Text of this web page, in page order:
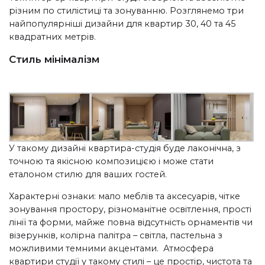
різним по стилістиці та зонуванню. Розглянемо три
найпопулярніші дизайни для квартир 30, 40 та 45
квадратних метрів.
Стиль мінімалізм
У такому дизайні квартира-студія буде лаконічна, з
точною та якісною композицією і може стати
еталоном стилю для ваших гостей.
Характерні ознаки: мало меблів та аксесуарів, чітке
зонування простору, різноманітне освітлення, прості
лінії та форми, майже повна відсутність орнаментів чи
візерунків, колірна палітра – світла, пастельна з
можливими темними акцентами. Атмосфера
квартири студії у такому стилі – це простір, чистота та